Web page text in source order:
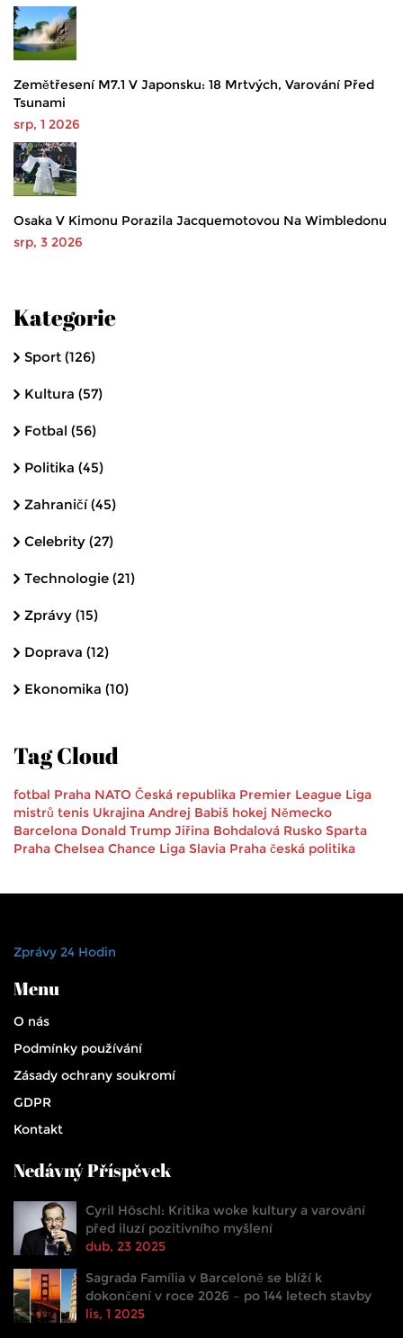
Zemětřesení M7.1 V Japonsku: 18 Mrtvých, Varování Před
Tsunami
srp, 1 2026
Osaka V Kimonu Porazila Jacquemotovou Na Wimbledonu
srp, 3 2026
Kategorie
Sport (126)
Kultura (57)
Fotbal (56)
Politika (45)
Zahraničí(45)
Celebrity (27)
Technologie (21)
Zprávy (15)
Doprava (12)
Ekonomika (10)
Tag Cloud
fotbal Praha NATO Česká republika Premier League Liga
mistrů tenis Ukrajina Andrej Babiš hokej Německo
Barcelona Donald Trump Jiřina Bohdalová Rusko Sparta
Praha Chelsea Chance Liga Slavia Praha česká politika
Zprávy 24 Hodin
Menu
O nás
Podmínky používání
Zásady ochrany soukromí
GDPR
Kontakt
Nedávný Příspěvek
Cyril Höschl: Kritika woke kultury a varování
před iluzí pozitivního myšlení
dub, 23 2025
Sagrada Família v Barceloně se blíží k
dokončení v roce 2026 – po 144 letech stavby
lis, 1 2025